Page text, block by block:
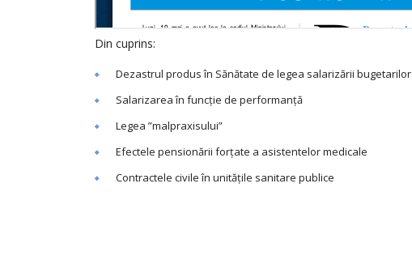
Din cuprins:
Dezastrul produs în Sănătate de legea salarizării bugetarilor
Salarizarea în funcție de performanță
Legea ”malpraxisului”
Efectele pensionării forțate a asistentelor medicale
Contractele civile în unitățile sanitare publice